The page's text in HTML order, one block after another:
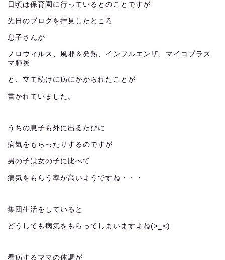
日頃は保育園に行っているとのことですが
先日のブログを拝見したところ
息子さんが
ノロウィルス、風邪＆発熱、インフルエンザ、マイコプラズ
マ肺炎
と、立て続けに病にかかられたことが
書かれていました。
うちの息子も外に出るたびに
病気をもらったりするのですが
男の子は女の子に比べて
病気をもらう率が高いようですね・・・
集団生活をしていると
どうしても病気をもらってしまいますよね(>_<)
看病するママの体調が